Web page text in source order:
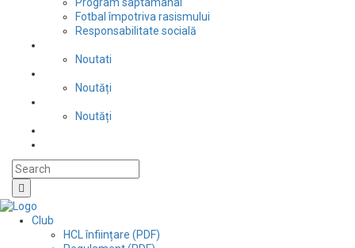
Program saptamanal
Fotbal împotriva rasismului
Responsabilitate socială
Noutati
Noutăți
Noutăți
Club
HCL înființare (PDF)